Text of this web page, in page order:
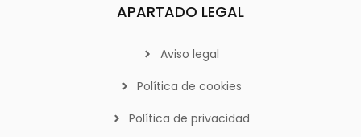
APARTADO LEGAL
Aviso legal
Política de cookies
Política de privacidad